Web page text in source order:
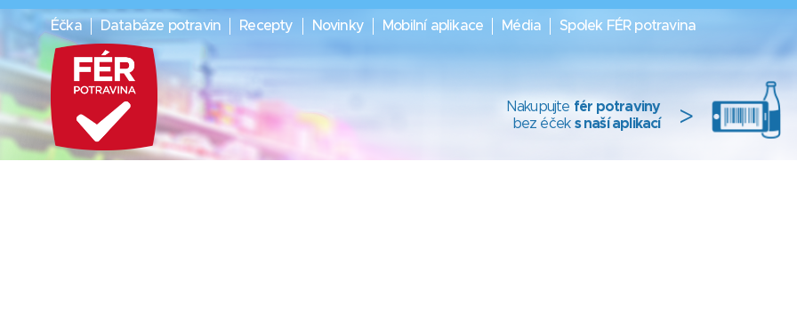
Éčka Databáze potravin Recepty Novinky Mobilní aplikace Média Spolek FÉR potravina
Nakupujte fér potraviny
bez éček s naší aplikací >